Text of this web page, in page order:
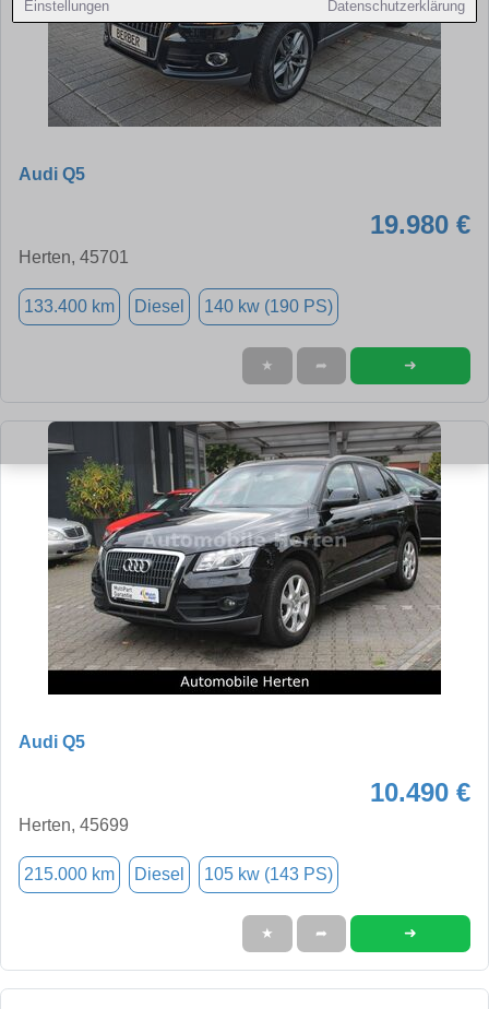
Einstellungen Datenschutzerklärung
Audi Q5
19.980 €
Herten, 45701
133.400 km Diesel 140 kw (190 PS)
★ ➦ ➜
Audi Q5
10.490 €
Herten, 45699
215.000 km Diesel 105 kw (143 PS)
★ ➦ ➜